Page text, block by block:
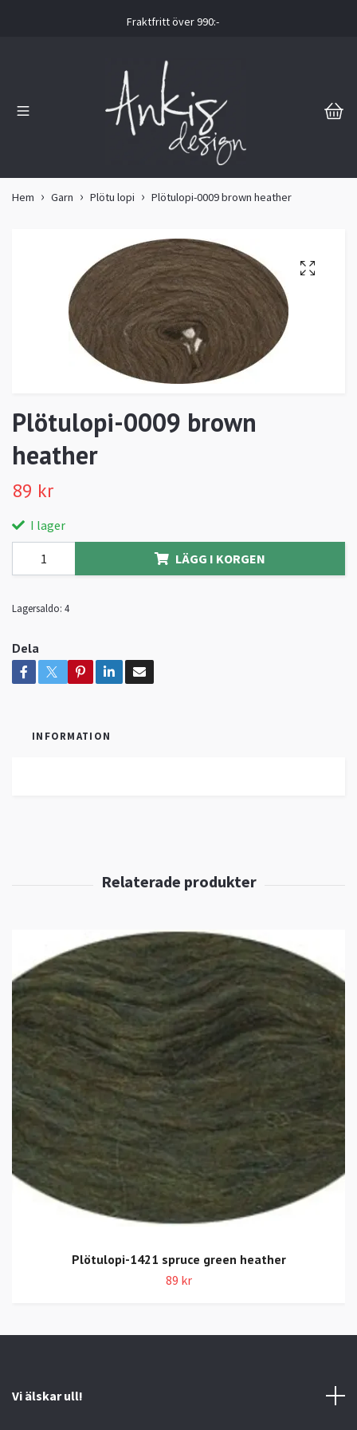
Fraktfritt över 990:-
Hem Garn Plötu lopi Plötulopi-0009 brown heather
Plötulopi-0009 brown
heather
89 kr
I lager
LÄGG I KORGEN
Lagersaldo: 4
Dela
INFORMATION
Plötulopi-1421 spruce green heather
89 kr
Vi älskar ull!